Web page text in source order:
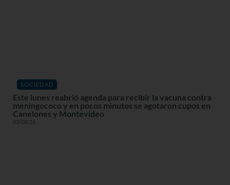
SOCIEDAD
Este lunes reabrió agenda para recibir la vacuna contra
meningococo y en pocos minutos se agotaron cupos en
Canelones y Montevideo
03/08/26